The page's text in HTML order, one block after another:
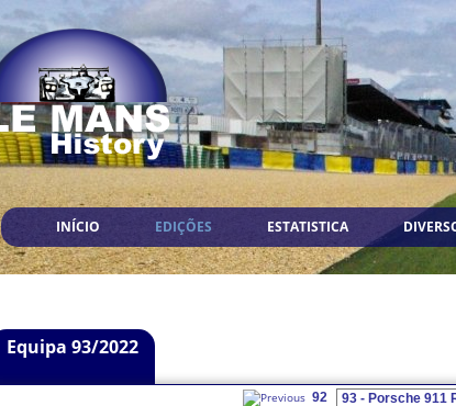
INÍCIO EDIÇÕES ESTATISTICA
Equipa 93/2022
92